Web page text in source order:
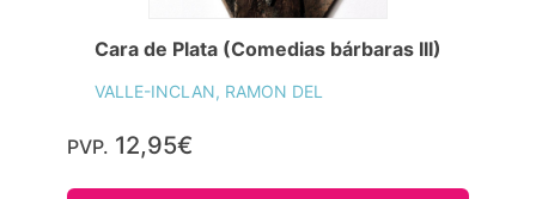
Cara de Plata (Comedias bárbaras III)
VALLE-INCLAN, RAMON DEL
PVP. 12,95€